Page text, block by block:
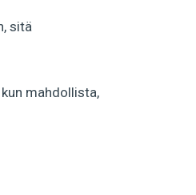
sitä
mahdollista,